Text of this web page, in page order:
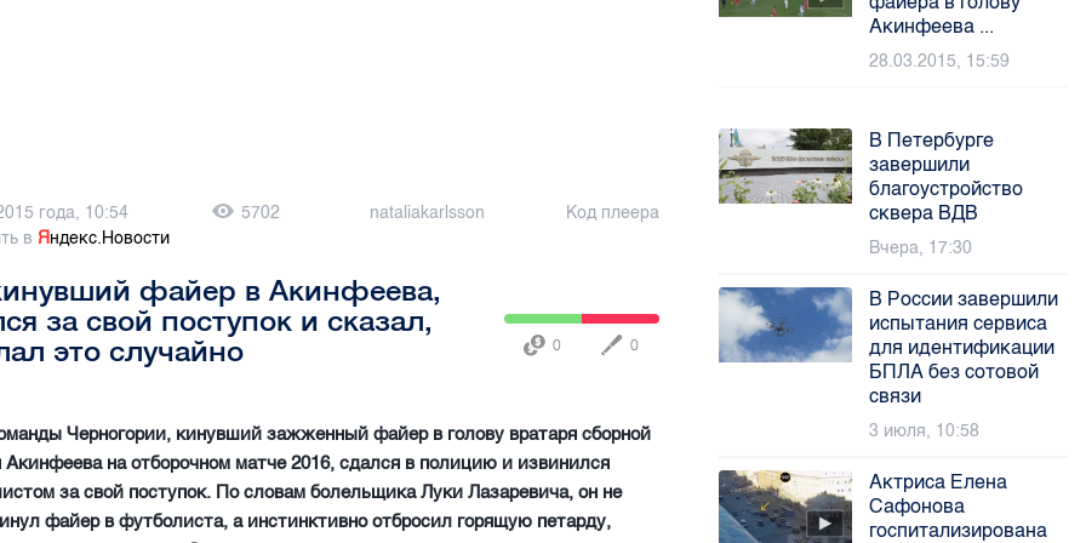
года, 10:54 5702 nataliakarlsson
Код плеера
вЯндекс.Новости
файер в Акинфеева,
за свой поступок и сказал,
это случайно
0 0
Черногории, кинувший зажженный файер в голову вратаря сборной
Акинфеева на отборочном матче 2016, сдался в полицию и извинился
за свой поступок. По словам болельщика Луки Лазаревича, он не
файер в футболиста, а инстинктивно отбросил горящую петарду,
Акинфеева ...
28.03.2015, 15:59
В Петербурге
завершили
благоустройство
сквера ВДВ
Вчера, 17:30
В России завершили
испытания сервиса
для идентификации
БПЛА без сотовой
связи
3 июля, 10:58
Актриса Елена
Сафонова
госпитализирована